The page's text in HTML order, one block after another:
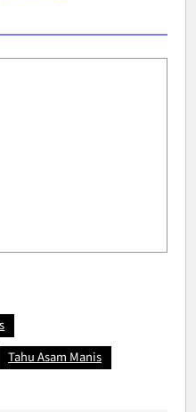
Tahu Asam Manis